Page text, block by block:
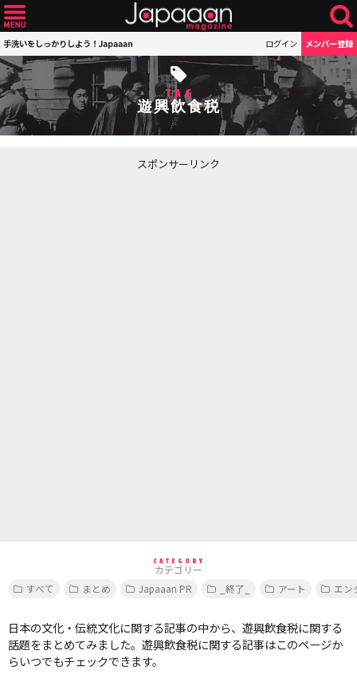
手洗いをしっかりしよう！Japaaan ログイン メンバー登録
TAG
遊興飲食税
スポンサーリンク
CATEGORY
カテゴリー
すべて
まとめ Japaaan PR _終了_ アート エン
日本の文化・伝統文化に関する記事の中から、遊興飲食税に関する
話題をまとめてみました。遊興飲食税に関する記事はこのページか
らいつでもチェックできます。